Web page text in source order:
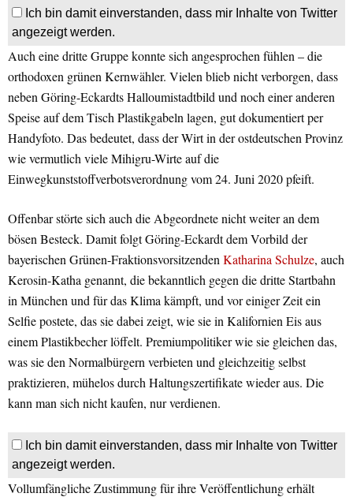
Ich bin damit einverstanden, dass mir Inhalte von Twitter
angezeigt werden.
Auch eine dritte Gruppe konnte sich angesprochen fühlen – die
orthodoxen grünen Kernwähler. Vielen blieb nicht verborgen, dass
neben Göring-Eckardts Halloumistadtbild und noch einer anderen
Speise auf dem Tisch Plastikgabeln lagen, gut dokumentiert per
Handyfoto. Das bedeutet, dass der Wirt in der ostdeutschen Provinz
wie vermutlich viele Mihigru-Wirte auf die
Einwegkunststoffverbotsverordnung vom 24. Juni 2020 pfeift.
Offenbar störte sich auch die Abgeordnete nicht weiter an dem
bösen Besteck. Damit folgt Göring-Eckardt dem Vorbild der
bayerischen Grünen-Fraktionsvorsitzenden Katharina Schulze, auch
Kerosin-Katha genannt, die bekanntlich gegen die dritte Startbahn
in München und für das Klima kämpft, und vor einiger Zeit ein
Selfie postete, das sie dabei zeigt, wie sie in Kalifornien Eis aus
einem Plastikbecher löffelt. Premiumpolitiker wie sie gleichen das,
was sie den Normalbürgern verbieten und gleichzeitig selbst
praktizieren, mühelos durch Haltungszertifikate wieder aus. Die
kann man sich nicht kaufen, nur verdienen.
Ich bin damit einverstanden, dass mir Inhalte von Twitter
angezeigt werden.
Vollumfängliche Zustimmung für ihre Veröffentlichung erhält